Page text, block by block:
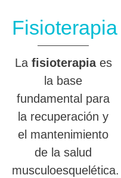
Fisioterapia
La fisioterapiaes
la base
fundamental para
la recuperación y
el mantenimiento
de la salud
musculoesquelética.